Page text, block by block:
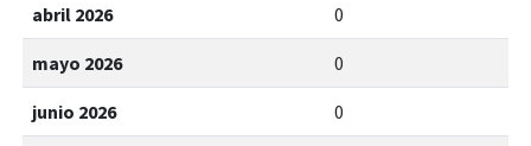
abril 2026 0
mayo 2026 0
junio 2026 0